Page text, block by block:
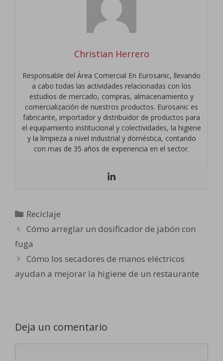
Christian Herrero
Responsable del Área Comercial En Eurosanic, llevando
a cabo todas las actividades relacionadas con los
estudios de mercado, compras, almacenamiento y
comercialización de nuestros productos. Eurosanic es
fabricante, importador y distribuidor de productos para
el equipamiento institucional y colectividades, la higiene
y la limpieza a nivel industrial y doméstica, contando
con mas de 35 años de experiencia en el sector.
Categorías
Reciclaje
Cómo arreglar un dosificador de jabón con
fuga
Cómo los secadores de manos eléctricos
ayudan a mejorar la higiene de un restaurante
Deja un comentario